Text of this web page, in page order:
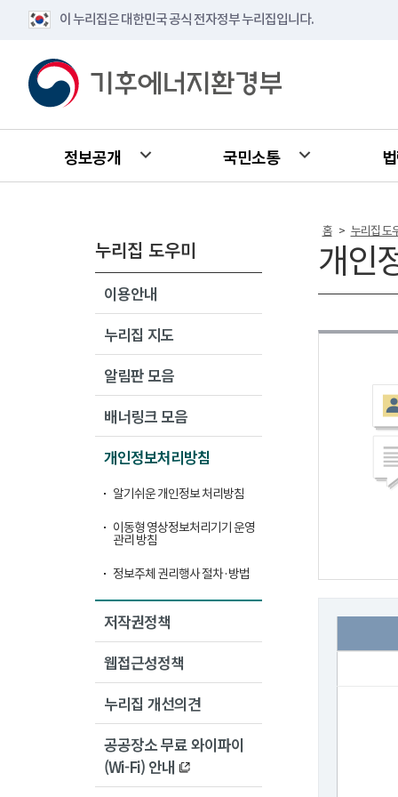
이 누리집은 대한민국 공식 전자정부 누리집입니다.
정보공개 국민소통
누리집 도우미
이용안내
누리집 지도
알림판 모음
배너링크 모음
개인정보처리방침
알기쉬운 개인정보 처리방침
이동형 영상정보처리기기 운영
관리 방침
정보주체 권리행사 절차·방법
저작권정책
웹접근성정책
누리집 개선의견
공공장소 무료 와이파이
(Wi-Fi) 안내
홈 > 누리집 도
개인